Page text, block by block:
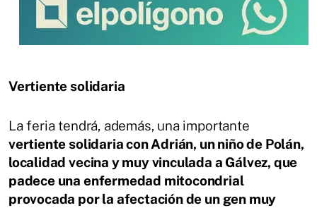
Vertiente solidaria
La feria tendrá, además, una importante
vertiente solidaria con Adrián, un niño de Polán,
localidad vecina y muy vinculada a Gálvez, que
padece una enfermedad mitocondrial
provocada por la afectación de un gen muy